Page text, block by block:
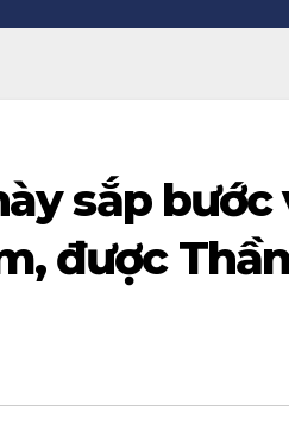
sắp bước
được